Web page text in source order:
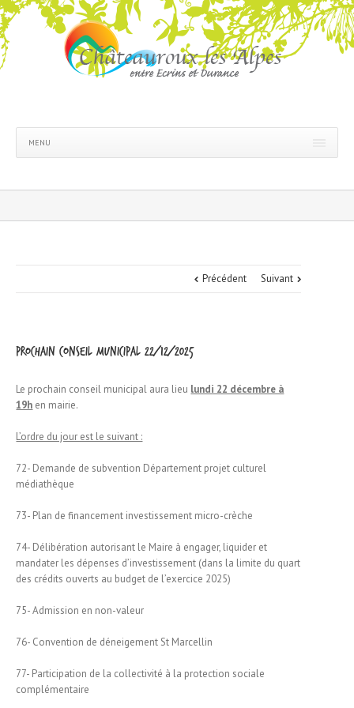
MENU
Précédent Suivant
Prochain conseil municipal 22/12/2025
Le prochain conseil municipal aura lieu lundi 22 décembre à
19h en mairie.
L’ordre du jour est le suivant :
72- Demande de subvention Département projet culturel
médiathèque
73- Plan de financement investissement micro-crèche
74- Délibération autorisant le Maire à engager, liquider et
mandater les dépenses d’investissement (dans la limite du quart
des crédits ouverts au budget de l’exercice 2025)
75- Admission en non-valeur
76- Convention de déneigement St Marcellin
77- Participation de la collectivité à la protection sociale
complémentaire